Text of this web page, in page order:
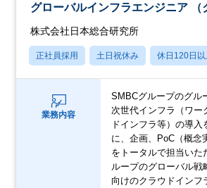
グローバルインフラエンジニア （
株式会社日本総合研究所
正社員採用 土日祝休み 休日120日以
業務内容
SMBCグループのグル
次世代インフラ（ワー
ドインフラ等）の導入
に、企画、PoC（概念
をトータルで担当いた
ループのグローバル戦
向けのクラウドインフ